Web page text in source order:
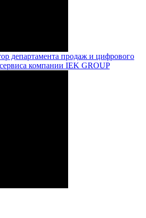
департамента продаж и цифрового
компании IEK GROUP